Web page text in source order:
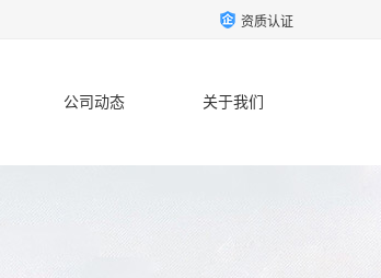
资质认证
公司动态 关于我们